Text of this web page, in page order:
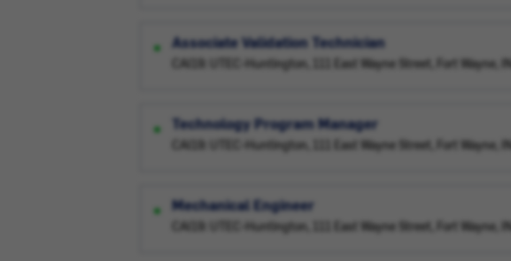
Associate Validation Technician
CAI19: UTEC-Huntington, 111 East Wayne Street, Fort Wayne,
Technology Program Manager
CAI19: UTEC-Huntington, 111 East Wayne Street, Fort Wayne,
Mechanical Engineer
CAI19: UTEC-Huntington, 111 East Wayne Street, Fort Wayne,